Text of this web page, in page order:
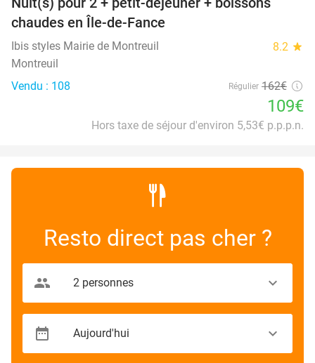
chaudes en Île-de-Fance
Ibis styles Mairie de Montreuil 8.2 star
Montreuil
Vendu : 108
Régulier 162€
109€
Hors taxe de séjour d'environ 5,53€ p.p.p.n.
Resto direct pas cher ?